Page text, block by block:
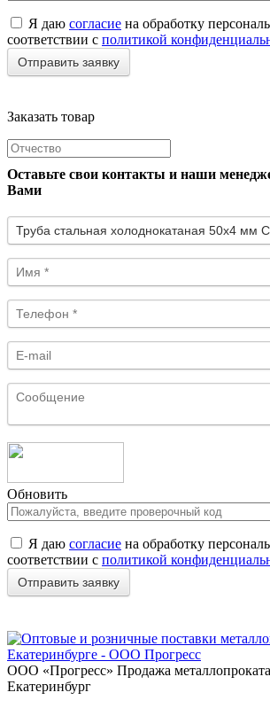
Я даю согласие на обработку
соответствии с политикой
Заказать товар
Оставьте свои контакты и наши
Вами
Обновить
Я даю согласие на обработку
соответствии с политикой
ООО «Прогресс» Продажа
Екатеринбург